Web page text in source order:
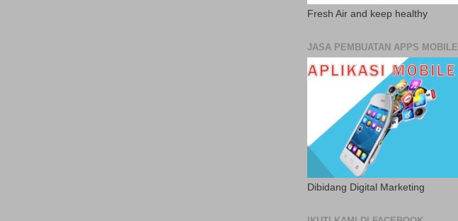
Fresh Air and keep healthy
JASA PEMBUATAN APPS MOBILE
Dibidang Digital Marketing